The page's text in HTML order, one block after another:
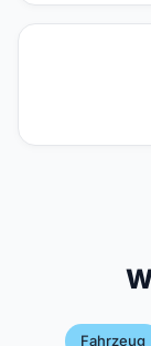
Fahrzeug